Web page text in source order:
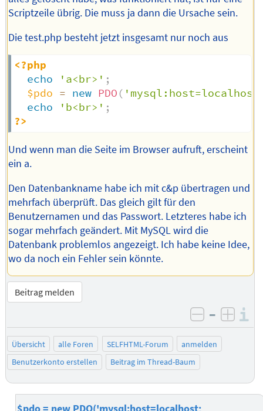
Scriptzeile übrig. Die muss ja dann die Ursache sein.
Die test.php besteht jetzt insgesamt nur noch aus
<?php
echo
'a<br>' ;
$pdo = new PDO ( 'mysql:host=localhost;
echo
'b<br>' ;
?>
Und wenn man die Seite im Browser aufruft, erscheint
ein a.
Den Datenbankname habe ich mit c&p übertragen und
mehrfach überprüft. Das gleich gilt für den
Benutzernamen und das Passwort. Letzteres habe ich
sogar mehrfach geändert. Mit MySQL wird die
Datenbank problemlos angezeigt. Ich habe keine Idee,
wo da noch ein Fehler sein könnte.
Beitrag melden
negativ
–
Übersicht alle Foren SELFHTML-Forum
anmelden
Benutzerkonto erstellen
Beitrag im Thread-Baum